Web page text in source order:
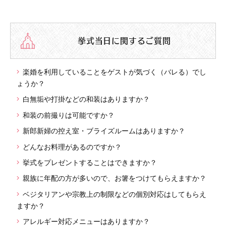
挙式当日に関するご質問
楽婚を利用していることをゲストが気づく（バレる）でし
ょうか？
白無垢や打掛などの和装はありますか？
和装の前撮りは可能ですか？
新郎新婦の控え室・ブライズルームはありますか？
どんなお料理があるのですか？
挙式をプレゼントすることはできますか？
親族に年配の方が多いので、お箸をつけてもらえますか？
ベジタリアンや宗教上の制限などの個別対応はしてもらえ
ますか？
アレルギー対応メニューはありますか？